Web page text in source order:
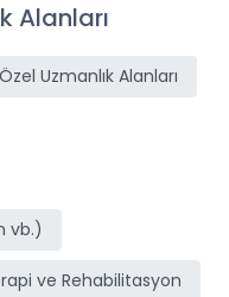
Alanları
Özel Uzmanlık Alanları
vb.)
ve Rehabilitasyon